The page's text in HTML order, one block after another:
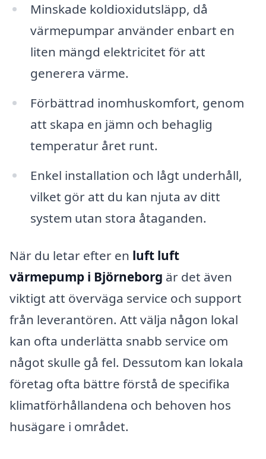
Minskade koldioxidutsläpp, då
värmepumpar använder enbart en
liten mängd elektricitet för att
generera värme.
Förbättrad inomhuskomfort, genom
att skapa en jämn och behaglig
temperatur året runt.
Enkel installation och lågt underhåll,
vilket gör att du kan njuta av ditt
system utan stora åtaganden.
När du letar efter en luft luft
värmepump i Björneborg är det även
viktigt att överväga service och support
från leverantören. Att välja någon lokal
kan ofta underlätta snabb service om
något skulle gå fel. Dessutom kan lokala
företag ofta bättre förstå de specifika
klimatförhållandena och behoven hos
husägare i området.